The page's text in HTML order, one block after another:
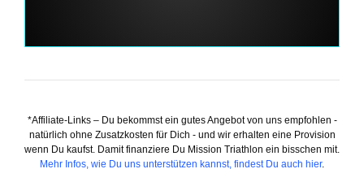
*Affiliate-Links – Du bekommst ein gutes Angebot von uns empfohlen -
natürlich ohne Zusatzkosten für Dich - und wir erhalten eine Provision
wenn Du kaufst. Damit finanziere Du Mission Triathlon ein bisschen mit.
Mehr Infos, wie Du uns unterstützen kannst, findest Du auch hier.